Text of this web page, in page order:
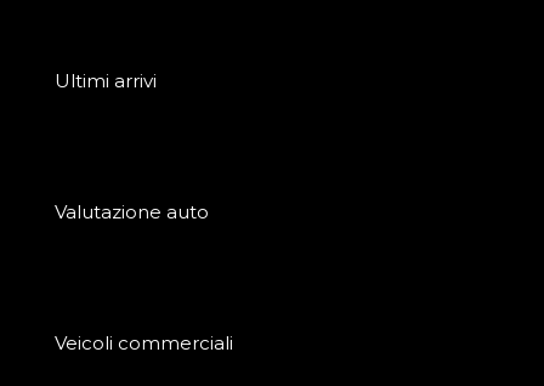
Ultimi arrivi
Valutazione auto
Veicoli commerciali